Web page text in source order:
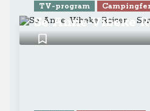
TV-program
Se Anne-Vibeke